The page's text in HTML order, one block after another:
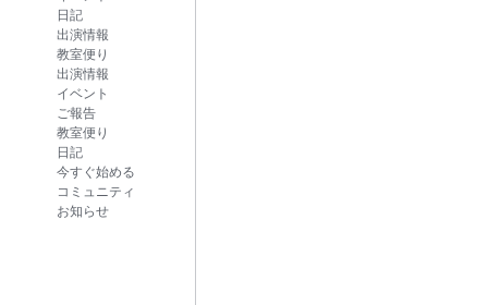
日記
出演情報
教室便り
出演情報
イベント
ご報告
教室便り
日記
今すぐ始める
コミュニティ
お知らせ